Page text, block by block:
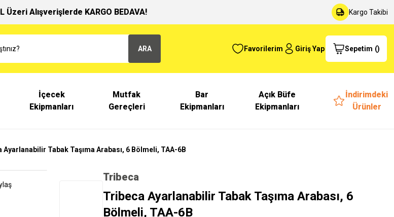
Üzeri Alışverişlerde KARGO BEDAVA! Kargo Takibi
ARA Favorilerim Giriş Yap Sepetim ()
İçecek
Ekipmanları
Mutfak
Gereçleri
Bar
Ekipmanları
Açık Büfe
Ekipmanları
İndirimdeki
Ürünler
Ayarlanabilir Tabak Taşıma Arabası, 6 Bölmeli, TAA-6B
Tribeca
Tribeca Ayarlanabilir Tabak Taşıma Arabası, 6
Bölmeli, TAA-6B